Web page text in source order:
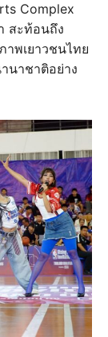
Complex
สะท้อนถึง
พเยาวชนไทย
นาชาติอย่าง